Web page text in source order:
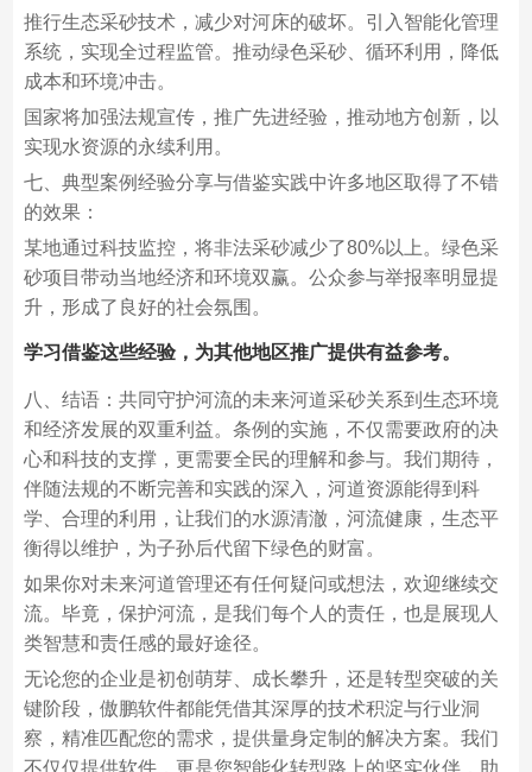
推行生态采砂技术，减少对河床的破坏。引入智能化管理
系统，实现全过程监管。推动绿色采砂、循环利用，降低
成本和环境冲击。
国家将加强法规宣传，推广先进经验，推动地方创新，以
实现水资源的永续利用。
七、典型案例经验分享与借鉴实践中许多地区取得了不错
的效果：
某地通过科技监控，将非法采砂减少了80%以上。绿色采
砂项目带动当地经济和环境双赢。公众参与举报率明显提
升，形成了良好的社会氛围。
学习借鉴这些经验，为其他地区推广提供有益参考。
八、结语：共同守护河流的未来河道采砂关系到生态环境
和经济发展的双重利益。条例的实施，不仅需要政府的决
心和科技的支撑，更需要全民的理解和参与。我们期待，
伴随法规的不断完善和实践的深入，河道资源能得到科
学、合理的利用，让我们的水源清澈，河流健康，生态平
衡得以维护，为子孙后代留下绿色的财富。
如果你对未来河道管理还有任何疑问或想法，欢迎继续交
流。毕竟，保护河流，是我们每个人的责任，也是展现人
类智慧和责任感的最好途径。
无论您的企业是初创萌芽、成长攀升，还是转型突破的关
键阶段，傲鹏软件都能凭借其深厚的技术积淀与行业洞
察，精准匹配您的需求，提供量身定制的解决方案。我们
不仅仅提供软件，更是您智能化转型路上的坚实伙伴，助